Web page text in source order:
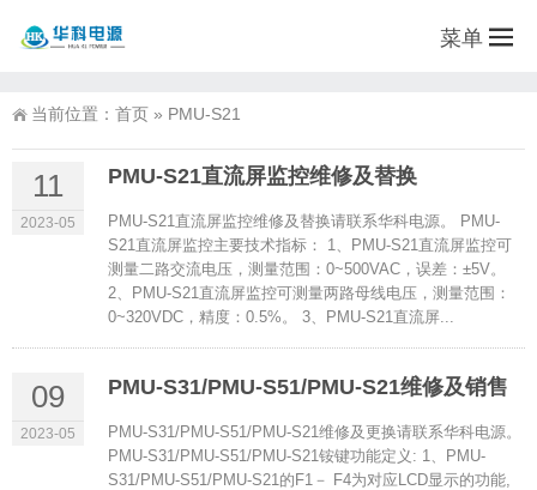
菜单
当前位置： 首页 » PMU-S21
11
2023-05
PMU-S21直流屏监控维修及替换
PMU-S21直流屏监控维修及替换请联系华科电源。 PMU-
S21直流屏监控主要技术指标： 1、PMU-S21直流屏监控可
测量二路交流电压，测量范围：0~500VAC，误差：±5V。
2、PMU-S21直流屏监控可测量两路母线电压，测量范围：
0~320VDC，精度：0.5%。 3、PMU-S21直流屏...
09
2023-05
PMU-S31/PMU-S51/PMU-S21维修及销售
PMU-S31/PMU-S51/PMU-S21维修及更换请联系华科电源。
PMU-S31/PMU-S51/PMU-S21铵键功能定义: 1、PMU-
S31/PMU-S51/PMU-S21的F1－ F4为对应LCD显示的功能,